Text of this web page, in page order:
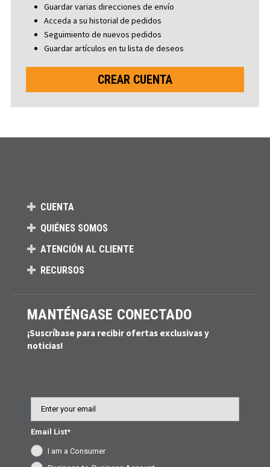
Guardar varias direcciones de envío
Acceda a su historial de pedidos
Seguimiento de nuevos pedidos
Guardar artículos en tu lista de deseos
CREAR CUENTA
CUENTA
QUIÉNES SOMOS
ATENCIÓN AL CLIENTE
RECURSOS
MANTÉNGASE CONECTADO
¡Suscríbase para recibir ofertas exclusivas y
noticias!
Email List*
I am a Consumer